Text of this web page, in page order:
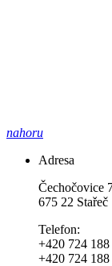
nahoru
Adresa
Čechočovice
675 22 Stařeč
Telefon:
+420 724 188
+420 724 188